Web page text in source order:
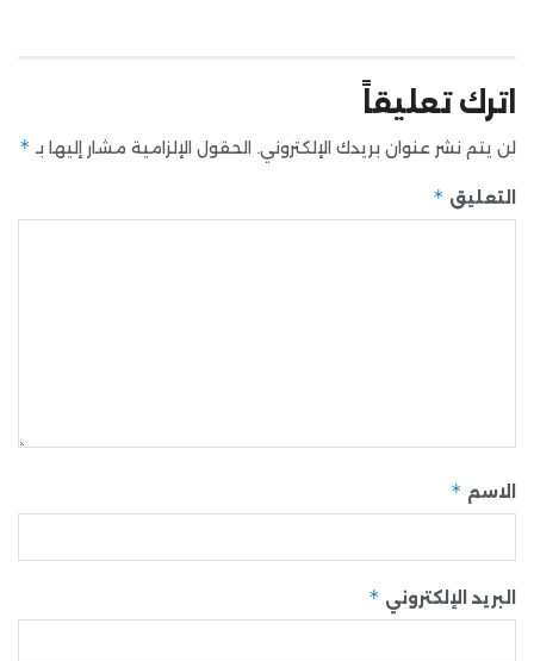
اترك تعليقاً
لن يتم نشر عنوان بريدك الإلكتروني. الحقول الإلزامية مشار إليها بـ *
التعليق *
الاسم *
البريد الإلكتروني *